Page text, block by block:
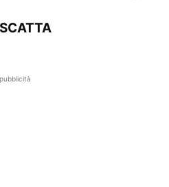
pubblicità